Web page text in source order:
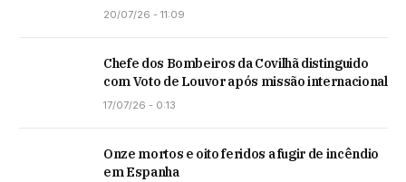
20/07/26 - 11:09
Chefe dos Bombeiros da Covilhã distinguido
com Voto de Louvor após missão internacional
17/07/26 - 0:13
Onze mortos e oito feridos a fugir de incêndio
em Espanha